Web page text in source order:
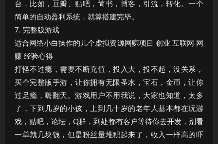
台，比如，豆瓣、贴吧，简书，博客，引流，转化。一个
简单的自动盈利系统，就算搭建完毕。
7. 完整版游戏
适合网络小白操作的几个虚拟资源网赚项目 创业 互联网 网
赚 经验心得
打怪不过瘾，需要不断充值，投入大，投不起，没关系，
买个完整版手游，让你拥有无限圣水，宝石，金币，让你
过足瘾，嗨翻天。游戏用户不用我说，大家也知道，太多
了，下到几岁的小孩，上到几十岁的老年人基本都在玩游
戏，贴吧，论坛，Q群，到处都有客户等待你去开发，别看
一单就几块钱，但是粉丝量堆积起来了，收入一样高的吓